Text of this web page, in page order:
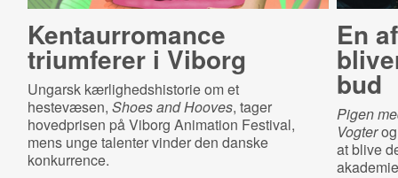
Kentaurromance
triumferer i Viborg
Ungarsk kærlighedshistorie om et
hestevæsen, Shoes and Hooves, tager
hovedprisen på Viborg Animation Festival,
mens unge talenter vinder den danske
konkurrence.
En
bud
Pigen
Vogter
at blive